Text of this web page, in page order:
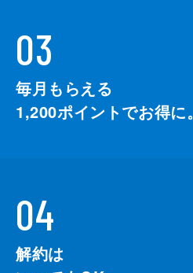
03
毎月もらえる
1,200ポイントでお得に。
04
解約は